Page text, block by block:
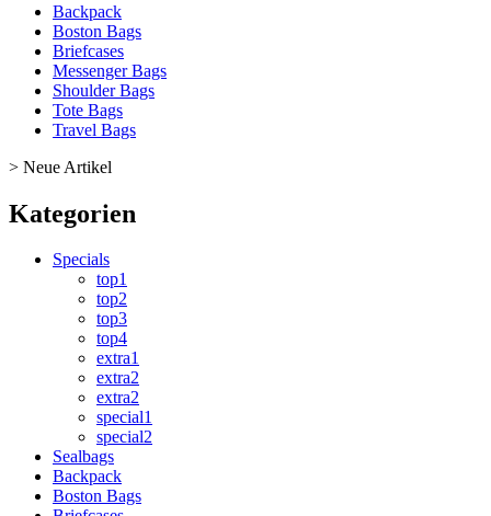
Backpack
Boston Bags
Briefcases
Messenger Bags
Shoulder Bags
Tote Bags
Travel Bags
> Neue Artikel
Kategorien
Specials
top1
top2
top3
top4
extra1
extra2
extra2
special1
special2
Sealbags
Backpack
Boston Bags